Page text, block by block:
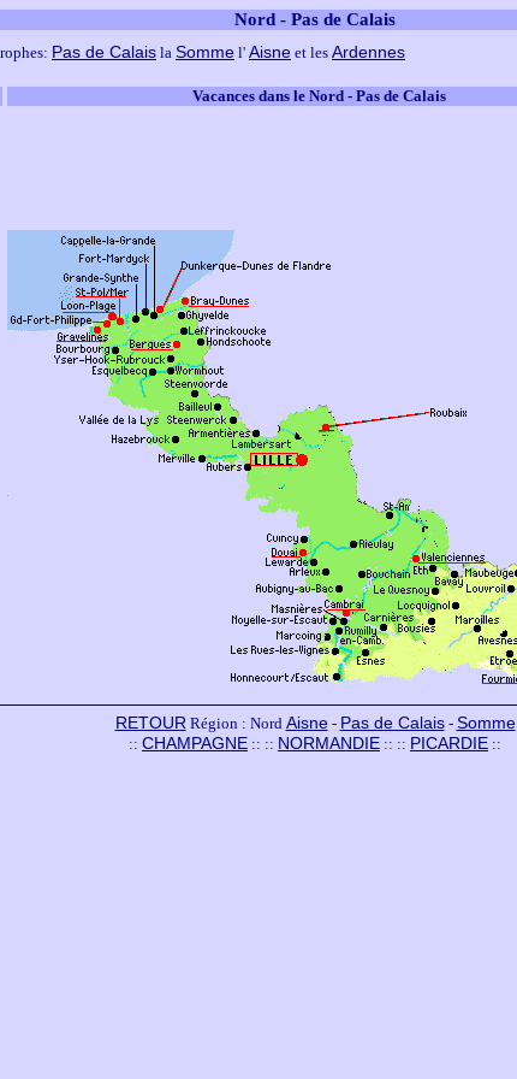
Nord - Pas de Calais
Pas de Calais la Somme l' Aisne et les Ardennes
Vacances dans le Nord - Pas de Calais
RETOURRégion : Nord Aisne- Pas de Calais- Somme
:: CHAMPAGNE :: :: NORMANDIE :: :: PICARDIE ::